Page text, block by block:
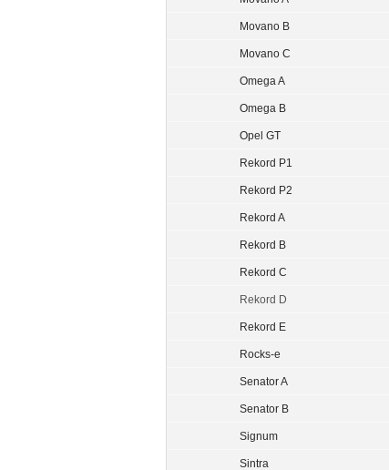
Movano B
Movano C
Omega A
Omega B
Opel GT
Rekord P1
Rekord P2
Rekord A
Rekord B
Rekord C
Rekord D
Rekord E
Rocks-e
Senator A
Senator B
Signum
Sintra